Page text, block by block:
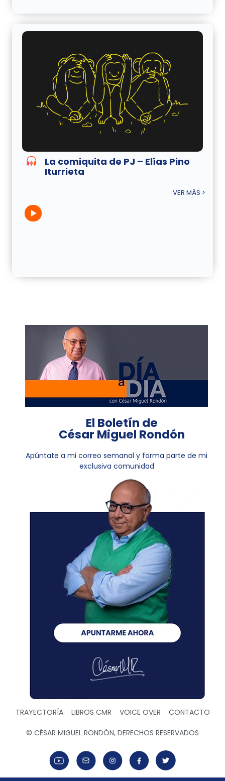
La comiquita de PJ – Elías Pino
Iturrieta
VER MÁS >
El Boletín de
César Miguel Rondón
Apúntate a mi correo semanal y forma parte de mi
exclusiva comunidad
TRAYECTORÍA LIBROS CMR VOICE OVER CONTACTO
© CÉSAR MIGUEL RONDÓN, DERECHOS RESERVADOS